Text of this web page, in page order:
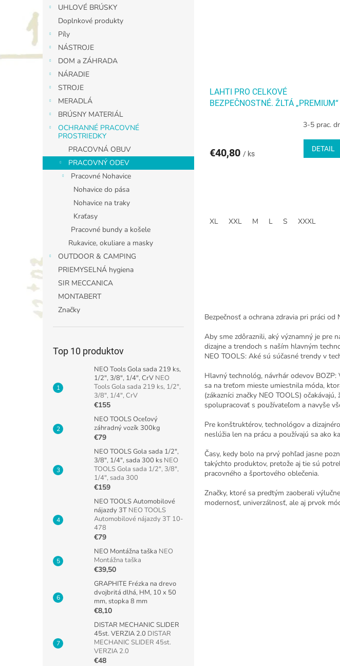
UHLOVÉ BRÚSKY
Doplnkové produkty
Píly
NÁSTROJE
DOM a ZÁHRADA
NÁRADIE
STROJE
MERADLÁ
BRÚSNY MATERIÁL
OCHRANNÉ PRACOVNÉ
PROSTRIEDKY
PRACOVNÁ OBUV
PRACOVNÝ ODEV
Pracovné Nohavice
Nohavice do pása
Nohavice na traky
Kraťasy
Pracovné bundy a košele
Rukavice, okuliare a masky
OUTDOOR & CAMPING
PRIEMYSELNÁ hygiena
SIR MECCANICA
MONTABERT
Značky
Top 10 produktov
NEO Tools Gola sada 219 ks,
1/2", 3/8", 1/4", CrV NEO
Tools Gola sada 219 ks, 1/2",
3/8", 1/4", CrV
€155
NEO TOOLS Oceľový
záhradný vozík 300kg
€79
NEO TOOLS Gola sada 1/2",
3/8", 1/4", sada 300 ks NEO
TOOLS Gola sada 1/2", 3/8",
1/4", sada 300
€159
NEO TOOLS Automobilové
nájazdy 3T NEO TOOLS
Automobilové nájazdy 3T 10-
478
€79
NEO Montážna taška NEO
Montážna taška
€39,50
GRAPHITE Frézka na drevo
dvojbritá dlhá, HM, 10 x 50
mm, stopka 8 mm
€8,10
DISTAR MECHANIC SLIDER
45st. VERZIA 2.0 DISTAR
MECHANIC SLIDER 45st.
VERZIA 2.0
€48
LAHTI PRO CELKOVÉ
BEZPEČNOSTNÉ. ŽLTÁ „PREMIUM“
3-5 prac.
€40,80 / ks
DETAIL
XL XXL M L S XXXL
Bezpečnosť a ochrana zdravia pri práci od
Aby sme zdôraznili, aký významný je pre
dizajne a trendoch s naším hlavným
NEO TOOLS: Aké sú súčasné trendy v
Hlavný technológ, návrhár odevov
sa na treťom mieste umiestnila móda,
(zákazníci značky NEO TOOLS)
spolupracovať s používateľom a navyše
Pre konštruktérov, technológov a
neslúžia len na prácu a používajú sa ako
Časy, kedy bolo na prvý pohľad jasne
takýchto produktov, pretože aj tie sú
pracovného a športového oblečenia.
Značky, ktoré sa predtým zaoberali
modernosť, univerzálnosť, ale aj prvok